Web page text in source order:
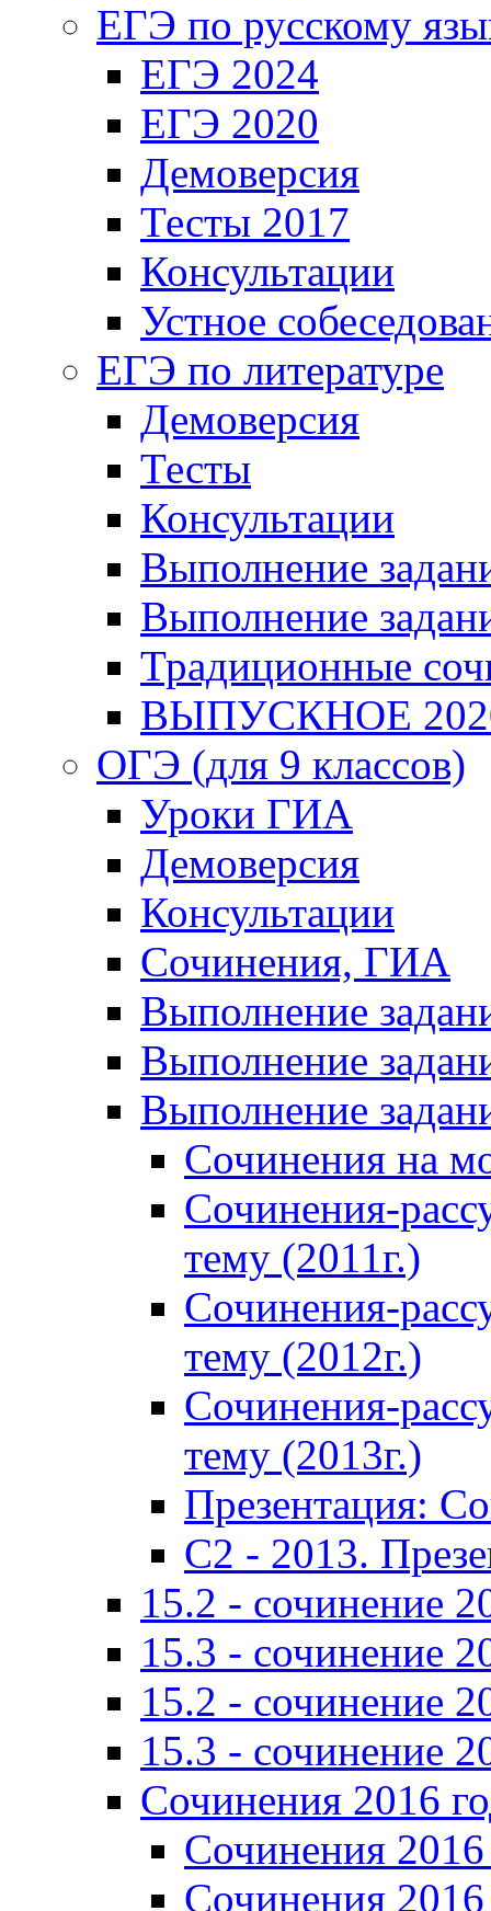
ЕГЭ по русскому
ЕГЭ 2024
ЕГЭ 2020
Демоверсия
Тесты 2017
Консультации
Устное
ЕГЭ по литературе
Демоверсия
Тесты
Консультации
Выполнение
Выполнение
Традиционные
ВЫПУСКНОЕ
ОГЭ (для 9 классов)
Уроки ГИА
Демоверсия
Консультации
Сочинения, ГИА
Выполнение
Выполнение
Выполнение
Сочинения на
Сочинения-
тему (2011г.)
Сочинения-
тему (2012г.)
Сочинения-
тему (2013г.)
Презентация:
C2 - 2013.
15.2 - сочинение
15.3 - сочинение
15.2 - сочинение
15.3 - сочинение
Сочинения 2016
Сочинения
Сочинения